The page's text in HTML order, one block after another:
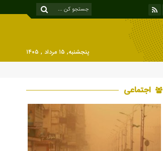
پنجشنبه, ۱۵ مرداد , ۱۴۰۵
اجتماعی